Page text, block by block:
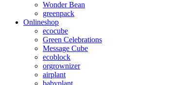
Wonder Bean
greenpack
Onlineshop
ecocube
Green Celebrations
Message Cube
ecoblock
orgrownizer
airplant
babyplant